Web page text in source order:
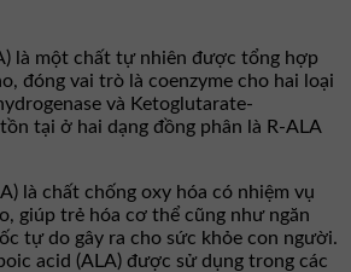
là một chất tự nhiên được tổng hợp
đóng vai trò là coenzyme cho hai loại
và Ketoglutarate-
tại ở hai dạng đồng phân là R-ALA
là chất chống oxy hóa có nhiệm vụ
giúp trẻ hóa cơ thể cũng như ngăn
tự do gây ra cho sức khỏe con người.
acid (ALA) được sử dụng trong các